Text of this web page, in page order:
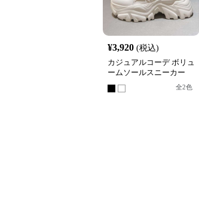
¥3,920 (税込)
カジュアルコーデ ボリュ
ームソールスニーカー
全2色